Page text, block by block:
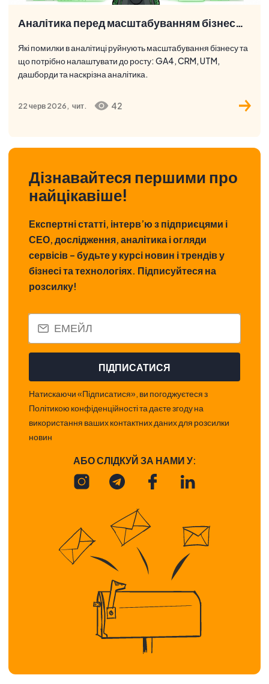
Аналітика перед масштабуванням бізнесу: що перевірити
Які помилки в аналітиці руйнують масштабування бізнесу та
що потрібно налаштувати до росту: GA4, CRM, UTM,
дашборди та наскрізна аналітика.
22 черв 2026, чит. 42
Дізнавайтеся першими про
найцікавіше!
Експертні статті, інтерв’ю з підприєцями і
СЕО, дослідження, аналітика і огляди
сервісів – будьте у курсі новин і трендів у
бізнесі та технологіях. Підписуйтеся на
розсилку!
ПІДПИСАТИСЯ
Натискаючи «Підписатися», ви погоджуєтеся з
Політикою конфіденційності та даєте згоду на
використання ваших контактних даних для розсилки
новин
АБО СЛІДКУЙ ЗА НАМИ У: